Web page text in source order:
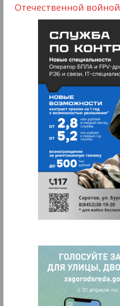
Отечественной войной